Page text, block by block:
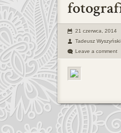
21 czerwca, 2014
Tadeusz Wyszyński
Leave a comment